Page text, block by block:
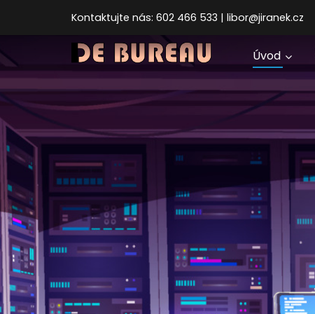
Kontaktujte nás: 602 466 533 | libor@jiranek.cz
Úvod